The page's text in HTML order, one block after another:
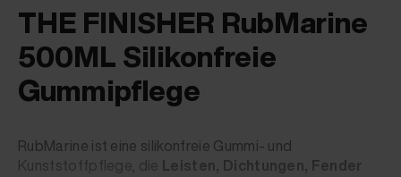
THE FINISHER RubMarine
500ML Silikonfreie
Gummipflege
RubMarine ist eine silikonfreie Gummi- und
Kunststoffpflege, die Leisten, Dichtungen, Fender